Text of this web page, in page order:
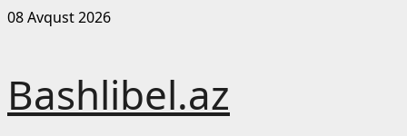
Skip
08 Avqust 2026
Bashlibel.az